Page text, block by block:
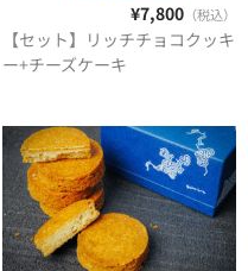
¥7,800（税込）
【セット】リッチチョコクッキ
ー+チーズケーキ